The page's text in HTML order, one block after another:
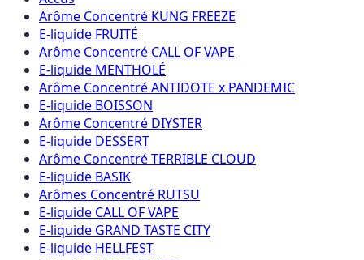
Arôme Concentré KUNG FREEZE
E-liquide FRUITÉ
Arôme Concentré CALL OF VAPE
E-liquide MENTHOLÉ
Arôme Concentré ANTIDOTE x PANDEMIC
E-liquide BOISSON
Arôme Concentré DIYSTER
E-liquide DESSERT
Arôme Concentré TERRIBLE CLOUD
E-liquide BASIK
Arômes Concentré RUTSU
E-liquide CALL OF VAPE
E-liquide GRAND TASTE CITY
E-liquide HELLFEST